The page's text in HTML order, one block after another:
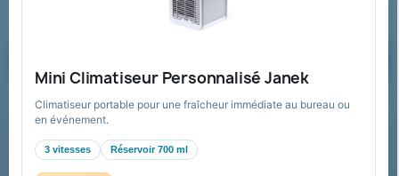
Mini Climatiseur Personnalisé Janek
Climatiseur portable pour une fraîcheur immédiate au bureau ou
en événement.
3 vitesses Réservoir 700 ml
Recevez nos offres spéciales